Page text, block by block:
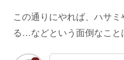
この通りにやれば、ハサ
る…などという面倒なこと